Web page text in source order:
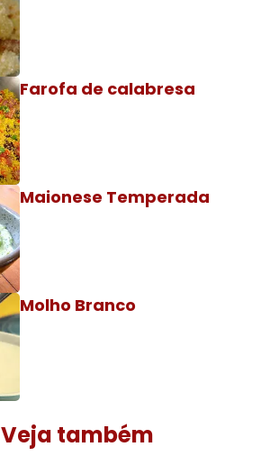
Farofa de calabresa
Maionese Temperada
Molho Branco
Veja também